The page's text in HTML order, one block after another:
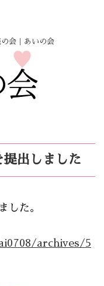
会｜あいの会
出しました
した。
archives/5